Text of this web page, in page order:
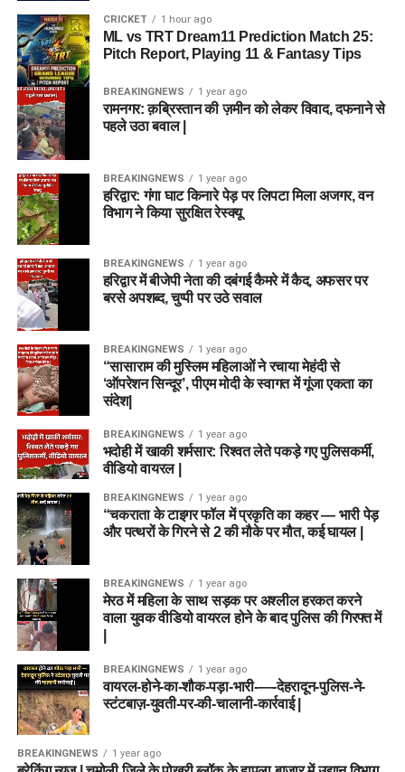
CRICKET 1 hour ago
ML vs TRT Dream11 Prediction Match 25:
Pitch Report, Playing 11 & Fantasy Tips
BREAKINGNEWS 1 year ago
रामनगर: क़ब्रिस्तान की ज़मीन को लेकर विवाद, दफनाने से
पहले उठा बवाल |
BREAKINGNEWS 1 year ago
हरिद्वार: गंगा घाट किनारे पेड़ पर लिपटा मिला अजगर, वन
विभाग ने किया सुरक्षित रेस्क्यू
BREAKINGNEWS 1 year ago
हरिद्वार में बीजेपी नेता की दबंगई कैमरे में कैद, अफसर पर
बरसे अपशब्द, चुप्पी पर उठे सवाल
BREAKINGNEWS 1 year ago
“सासाराम की मुस्लिम महिलाओं ने रचाया मेहंदी से
‘ऑपरेशन सिन्दूर’, पीएम मोदी के स्वागत में गूंजा एकता का
संदेश|
BREAKINGNEWS 1 year ago
भदोही में खाकी शर्मसार: रिश्वत लेते पकड़े गए पुलिसकर्मी,
वीडियो वायरल |
BREAKINGNEWS 1 year ago
“चकराता के टाइगर फॉल में प्रकृति का कहर — भारी पेड़
और पत्थरों के गिरने से 2 की मौके पर मौत, कई घायल |
BREAKINGNEWS 1 year ago
मेरठ में महिला के साथ सड़क पर अश्लील हरकत करने
वाला युवक वीडियो वायरल होने के बाद पुलिस की गिरफ्त में
BREAKINGNEWS 1 year ago
वायरल-होने-का-शौक-पड़ा-भारी-—-देहरादून-पुलिस-ने-
स्टंटबाज़-युवती-पर-की-चालानी-कार्रवाई |
BREAKINGNEWS 1 year ago